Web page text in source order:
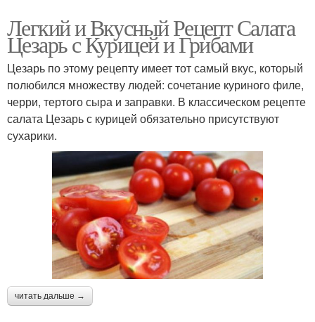
Легкий и Вкусный Рецепт Салата
Цезарь с Курицей и Грибами
Цезарь по этому рецепту имеет тот самый вкус, который
полюбился множеству людей: сочетание куриного филе,
черри, тертого сыра и заправки. В классическом рецепте
салата Цезарь с курицей обязательно присутствуют
сухарики.
читать дальше →